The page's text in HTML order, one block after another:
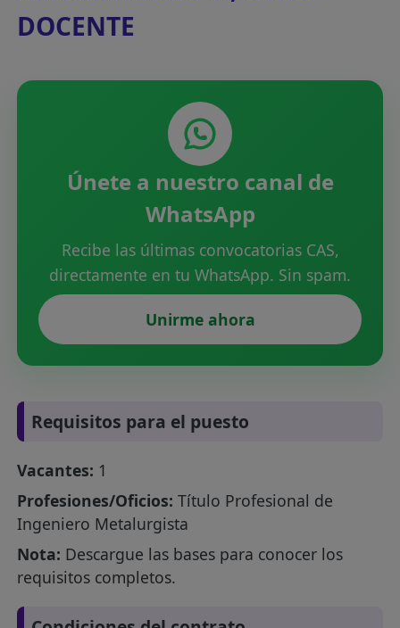
DOCENTE
Únete a nuestro canal de
WhatsApp
Recibe las últimas convocatorias CAS,
directamente en tu WhatsApp. Sin spam.
Unirme ahora
Requisitos para el puesto
Vacantes: 1
Profesiones/Oficios: Título Profesional de
Ingeniero Metalurgista
Nota: Descargue las bases para conocer los
requisitos completos.